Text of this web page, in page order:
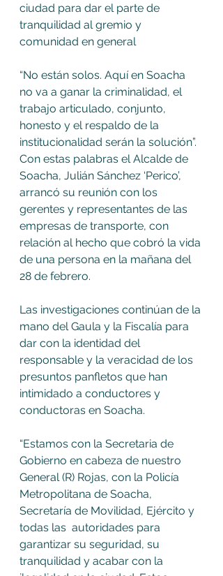
ciudad para dar el parte de
tranquilidad al gremio y
comunidad en general
“No están solos. Aquí en Soacha
no va a ganar la criminalidad, el
trabajo articulado, conjunto,
honesto y el respaldo de la
institucionalidad serán la solución”.
Con estas palabras el Alcalde de
Soacha, Julián Sánchez ‘Perico’,
arrancó su reunión con los
gerentes y representantes de las
empresas de transporte, con
relación al hecho que cobró la vida
de una persona en la mañana del
28 de febrero.
Las investigaciones continúan de la
mano del Gaula y la Fiscalía para
dar con la identidad del
responsable y la veracidad de los
presuntos panfletos que han
intimidado a conductores y
conductoras en Soacha.
“Estamos con la Secretaria de
Gobierno en cabeza de nuestro
General (R) Rojas, con la Policía
Metropolitana de Soacha,
Secretaría de Movilidad, Ejército y
todas las  autoridades para
garantizar su seguridad, su
tranquilidad y acabar con la